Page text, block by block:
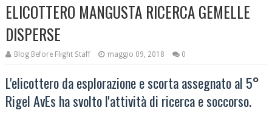
ELICOTTERO MANGUSTA RICERCA GEMELLE
DISPERSE
Blog Before Flight Staff maggio 09, 2018 0
L'elicottero da esplorazione e scorta assegnato al 5°
Rigel AvEs ha svolto l'attività di ricerca e soccorso.